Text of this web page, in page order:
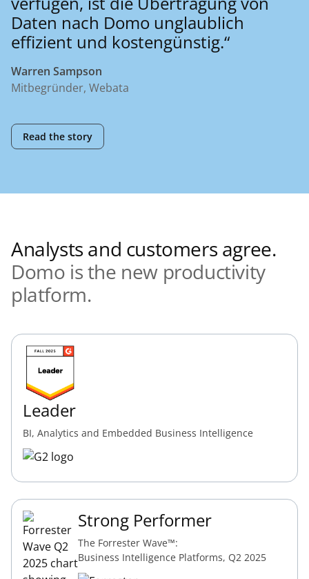
Daten nach Domo unglaublich
effizient und kostengünstig.“
Warren Sampson
Mitbegründer, Webata
Read the story
Analysts and customers agree.
Domo is the new productivity
platform.
Leader
BI, Analytics and Embedded Business Intelligence
Strong Performer
The Forrester Wave™️:
Business Intelligence Platforms, Q2 2025